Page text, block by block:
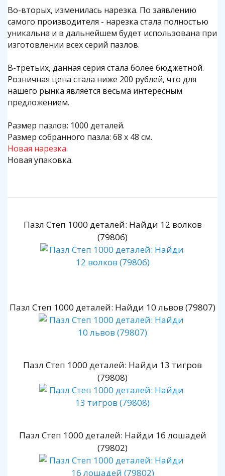
Во-вторых, изменилась нарезка. По заявлению
самого производителя - нарезка стала полностью
уникальна и в дальнейшем будет использована при
изготовлении всех серий пазлов.
В-третьих, данная серия стала более бюджетной.
Розничная цена стала ниже 200 рублей, что для
нашего рынка является весьма интересным
предложением.
Размер пазлов: 1000 деталей.
Размер собранного пазла: 68 х 48 см.
Новая нарезка.
Новая упаковка.
Пазл Степ 1000 деталей: Найди 12 волков
(79806)
Пазл Степ 1000 деталей: Найди 10 львов (79807)
Пазл Степ 1000 деталей: Найди 13 тигров
(79808)
Пазл Степ 1000 деталей: Найди 16 лошадей
(79802)